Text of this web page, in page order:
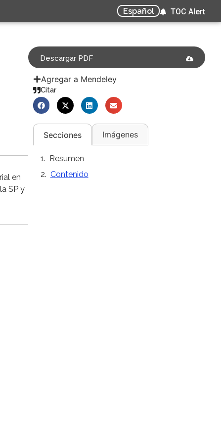
Español TOC Alert
en
SP y
Descargar PDF
Agregar a Mendeley
Citar
Secciones Imágenes
Resumen
Contenido